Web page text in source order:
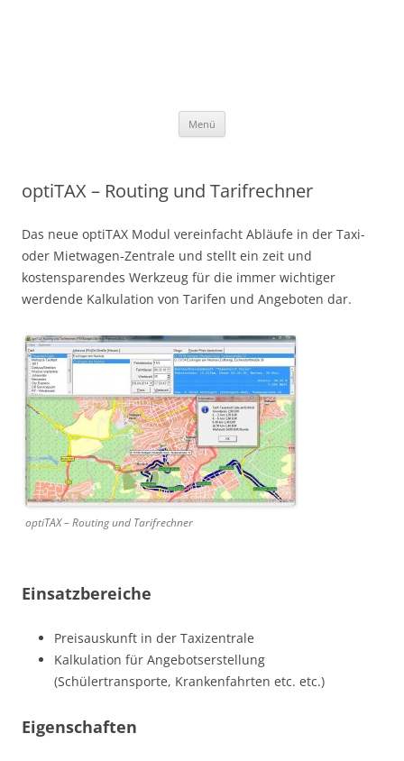
Menü
optiTAX – Routing und Tarifrechner
Das neue optiTAX Modul vereinfacht Abläufe in der Taxi-
oder Mietwagen-Zentrale und stellt ein zeit und
kostensparendes Werkzeug für die immer wichtiger
werdende Kalkulation von Tarifen und Angeboten dar.
optiTAX – Routing und Tarifrechner
Einsatzbereiche
Preisauskunft in der Taxizentrale
Kalkulation für Angebotserstellung
(Schülertransporte, Krankenfahrten etc. etc.)
Eigenschaften